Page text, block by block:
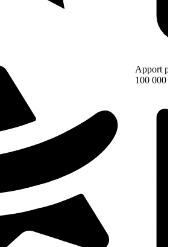
Apport
100 000 €